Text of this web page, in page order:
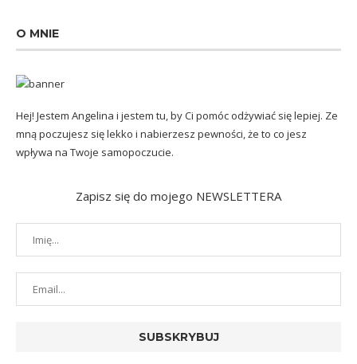
O MNIE
Hej! Jestem Angelina i jestem tu, by Ci pomóc odżywiać się lepiej. Ze
mną poczujesz się lekko i nabierzesz pewności, że to co jesz
wpływa na Twoje samopoczucie.
Zapisz się do mojego NEWSLETTERA